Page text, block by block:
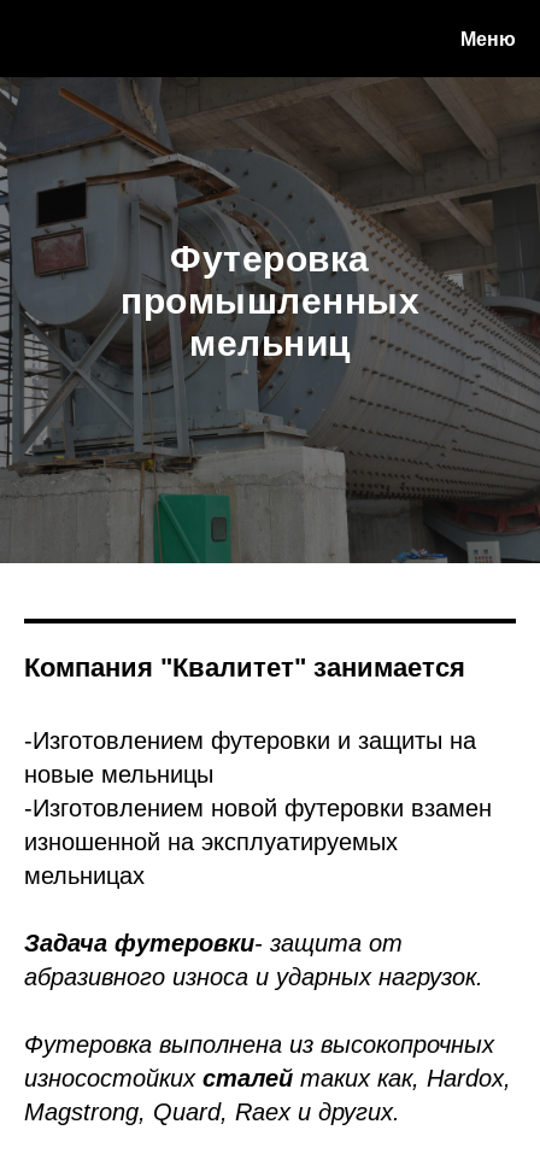
Меню
Футеровка
промышленных
мельниц
Компания "Квалитет" занимается
-Изготовлением футеровки и защиты на
новые мельницы
-Изготовлением новой футеровки взамен
изношенной на эксплуатируемых
мельницах
Задача футеровки- защита от
абразивного износа и ударных нагрузок.
Футеровка выполнена из высокопрочных
износостойких сталей таких как, Hardox,
Magstrong, Quard, Raex и других.